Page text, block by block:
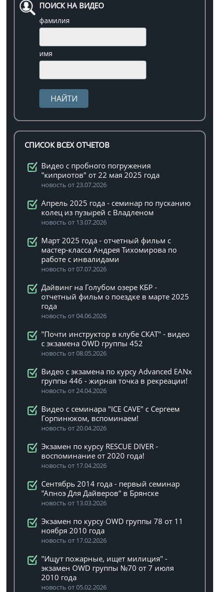
ПОИСК НА ВИДЕО
фамилия
имя
СПИСОК ВСЕХ ОТЧЕТОВ
Видео с пробного погружения
"киприотов" от 22 мая 2025 года
новость от 23.07.2026
Апрель 2025 года - семинар по пусканию
колец из пузырей с Владленом
новость от 13.07.2026
Март 2025 года - отчетный фильм с
мастер-класса Андрея Тихомирова по
работе с инвалидами
новость от 07.07.2026
Дайвинг на Голубом озере КБР -
отчетный фильм о поездке в марте 2025
года
новость от 04.06.2026
"Почти инструктор в клубе СКАТ" - видео
с экзамена OWD группы 452
новость от 08.05.2026
Видео с экзамена по курсу Advanced EANx
группы 446 - жирная точка в рекреации!
новость от 24.04.2026
Видео с семинара "ICE CAVE" с Сергеем
Горпинюком, вспоминаем!
новость от 20.04.2026
Экзамен по курсу RESCUE DIVER -
воспоминание от 2020 года!
новость от 17.04.2026
Сентябрь 2014 года - первый семинар
"Апноэ Для Дайверов" в Брянске
новость от 13.03.2026
Экзамен по курсу OWD группы 78 от 11
ноября 2010 года
новость от 17.02.2026
"Ищут пожарные, ищет милиция" -
экзамен OWD группы №70 от 7 июля
2010 года
новость от 05.02.2026